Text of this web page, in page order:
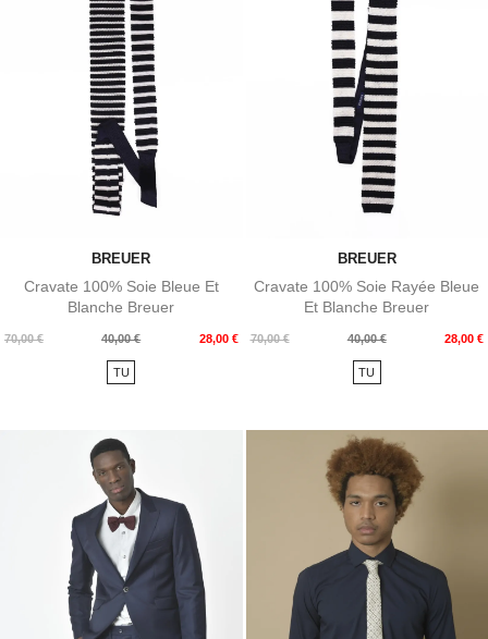
BREUER
Cravate 100% Soie Bleue Et
Blanche Breuer
70,00 €
Prix
40,00 € 28,00 €
Prix
TU
BREUER
Cravate 100% Soie Rayée Bleue
Et Blanche Breuer
70,00 €
Prix
40,00 € 28,00 €
Prix
TU